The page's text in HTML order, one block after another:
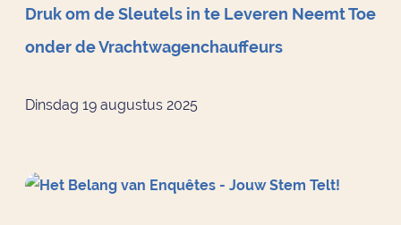
Druk om de Sleutels in te Leveren Neemt Toe
onder de Vrachtwagenchauffeurs
Dinsdag 19 augustus 2025